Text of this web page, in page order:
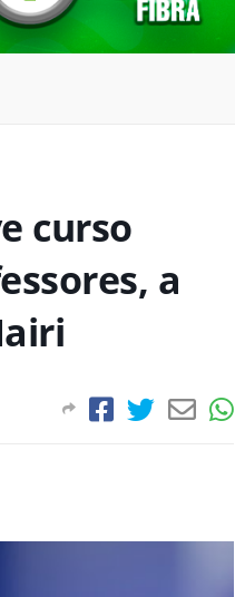
curso
a